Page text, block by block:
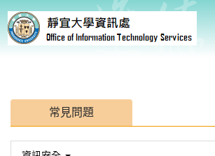
跳
到
主
區
常見問題